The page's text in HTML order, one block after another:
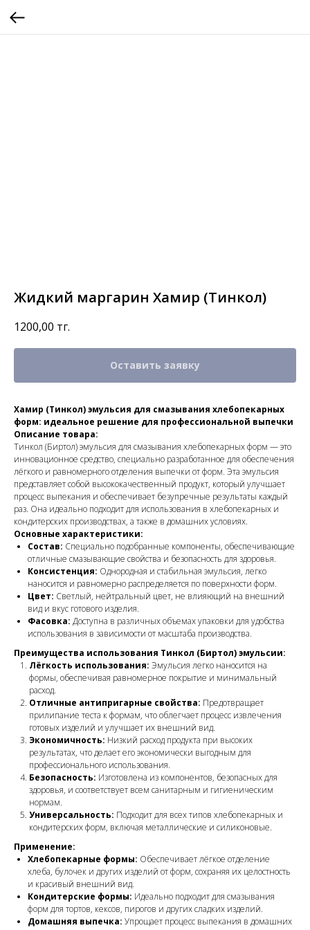
Жидкий маргарин Хамир (Тинкол)
1200,00 тг.
Оставить заявку
Хамир (Тинкол) эмульсия для смазывания хлебопекарных
форм: идеальное решение для профессиональной выпечки
Описание товара:
Тинкол (Биртол) эмульсия для смазывания хлебопекарных форм — это
инновационное средство, специально разработанное для обеспечения
лёгкого и равномерного отделения выпечки от форм. Эта эмульсия
представляет собой высококачественный продукт, который улучшает
процесс выпекания и обеспечивает безупречные результаты каждый
раз. Она идеально подходит для использования в хлебопекарных и
кондитерских производствах, а также в домашних условиях.
Основные характеристики:
Состав: Специально подобранные компоненты, обеспечивающие
отличные смазывающие свойства и безопасность для здоровья.
Консистенция: Однородная и стабильная эмульсия, легко
наносится и равномерно распределяется по поверхности форм.
Цвет: Светлый, нейтральный цвет, не влияющий на внешний
вид и вкус готового изделия.
Фасовка: Доступна в различных объемах упаковки для удобства
использования в зависимости от масштаба производства.
Преимущества использования Тинкол (Биртол) эмульсии:
Лёгкость использования: Эмульсия легко наносится на
формы, обеспечивая равномерное покрытие и минимальный
расход.
Отличные антипригарные свойства: Предотвращает
прилипание теста к формам, что облегчает процесс извлечения
готовых изделий и улучшает их внешний вид.
Экономичность: Низкий расход продукта при высоких
результатах, что делает его экономически выгодным для
профессионального использования.
Безопасность: Изготовлена из компонентов, безопасных для
здоровья, и соответствует всем санитарным и гигиеническим
нормам.
Универсальность: Подходит для всех типов хлебопекарных и
кондитерских форм, включая металлические и силиконовые.
Применение:
Хлебопекарные формы: Обеспечивает лёгкое отделение
хлеба, булочек и других изделий от форм, сохраняя их целостность
и красивый внешний вид.
Кондитерские формы: Идеально подходит для смазывания
форм для тортов, кексов, пирогов и других сладких изделий.
Домашняя выпечка: Упрощает процесс выпекания в домашних